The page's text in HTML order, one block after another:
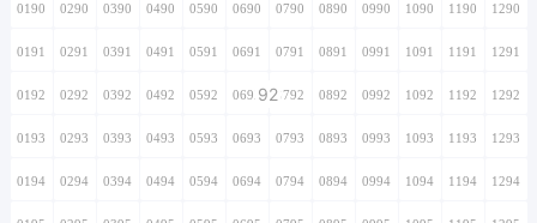
0190 0290 0390 0490 0590 0690 0790 0890 0990 1090 1190 1290
0191 0291 0391 0491 0591 0691 0791 0891 0991 1091 1191 1291
0192 0292 0392 0492 0592 0692920792 0892 0992 1092 1192 1292
0193 0293 0393 0493 0593 0693 0793 0893 0993 1093 1193 1293
0194 0294 0394 0494 0594 0694 0794 0894 0994 1094 1194 1294